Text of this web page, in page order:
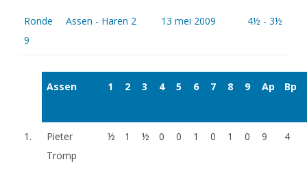
Ronde
9
Assen - Haren 2 13 mei 2009 4½ - 3½
Assen 1 2 3 4 5 6 7 8 9 Ap Bp
1.
Pieter
Tromp
½ 1 ½ 0 0 1 0 1 0 9 4